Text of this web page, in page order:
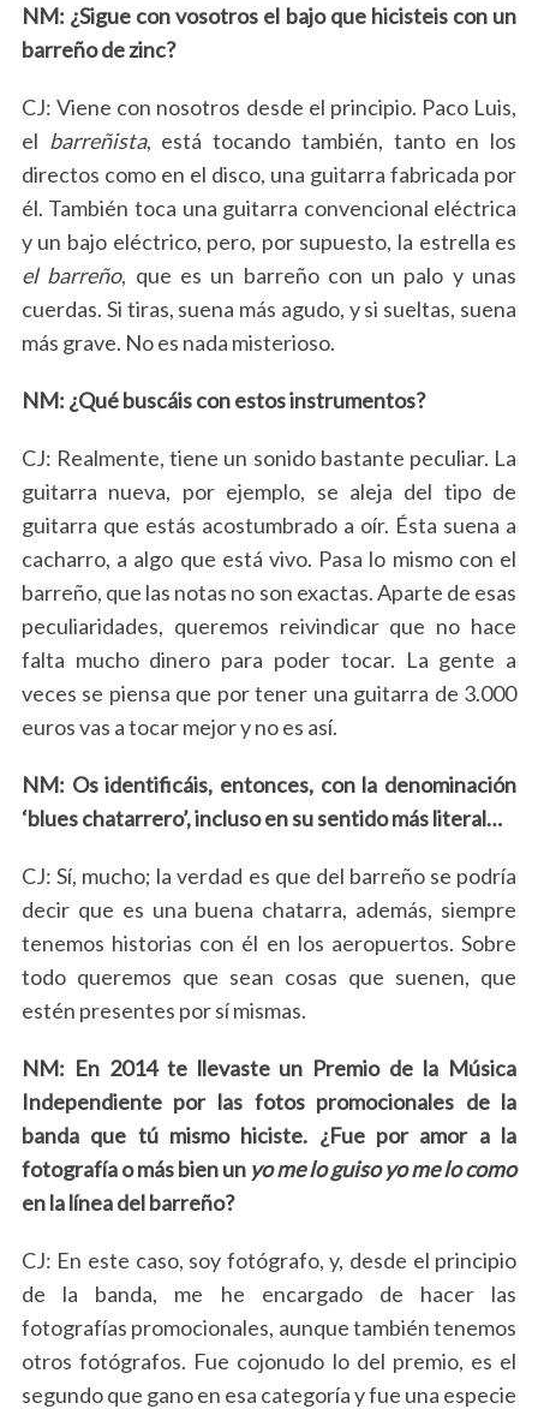
NM: ¿Sigue con vosotros el bajo que hicisteis con un
barreño de zinc?
CJ: Viene con nosotros desde el principio. Paco Luis,
el barreñista, está tocando también, tanto en los
directos como en el disco, una guitarra fabricada por
él. También toca una guitarra convencional eléctrica
y un bajo eléctrico, pero, por supuesto, la estrella es
el barreño, que es un barreño con un palo y unas
cuerdas. Si tiras, suena más agudo, y si sueltas, suena
más grave. No es nada misterioso.
NM: ¿Qué buscáis con estos instrumentos?
CJ: Realmente, tiene un sonido bastante peculiar. La
guitarra nueva, por ejemplo, se aleja del tipo de
guitarra que estás acostumbrado a oír. Ésta suena a
cacharro, a algo que está vivo. Pasa lo mismo con el
barreño, que las notas no son exactas. Aparte de esas
peculiaridades, queremos reivindicar que no hace
falta mucho dinero para poder tocar. La gente a
veces se piensa que por tener una guitarra de 3.000
euros vas a tocar mejor y no es así.
NM: Os identificáis, entonces, con la denominación
‘blues chatarrero’, incluso en su sentido más literal…
CJ: Sí, mucho; la verdad es que del barreño se podría
decir que es una buena chatarra, además, siempre
tenemos historias con él en los aeropuertos. Sobre
todo queremos que sean cosas que suenen, que
estén presentes por sí mismas.
NM: En 2014 te llevaste un Premio de la Música
Independiente por las fotos promocionales de la
banda que tú mismo hiciste. ¿Fue por amor a la
fotografía o más bien un yo me lo guiso yo me lo como
en la línea del barreño?
CJ: En este caso, soy fotógrafo, y, desde el principio
de la banda, me he encargado de hacer las
fotografías promocionales, aunque también tenemos
otros fotógrafos. Fue cojonudo lo del premio, es el
segundo que gano en esa categoría y fue una especie
S
e
r
c
h
f
: